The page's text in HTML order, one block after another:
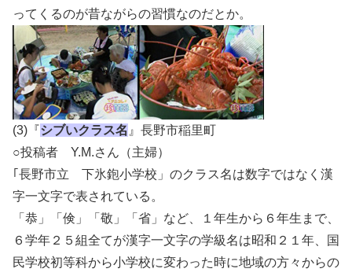
ってくるのが昔ながらの習慣なのだとか。
(3)『シブいクラス名 』長野市稲里町
○投稿者 Y.M.さん（主婦）
｢長野市立 下氷鉋小学校」のクラス名は数字ではなく漢
字一文字で表されている。
「恭」「倹」「敬」「省」など、１年生から６年生まで、
６学年２５組全てが漢字一文字の学級名は昭和２１年、国
民学校初等科から小学校に変わった時に地域の方々からの